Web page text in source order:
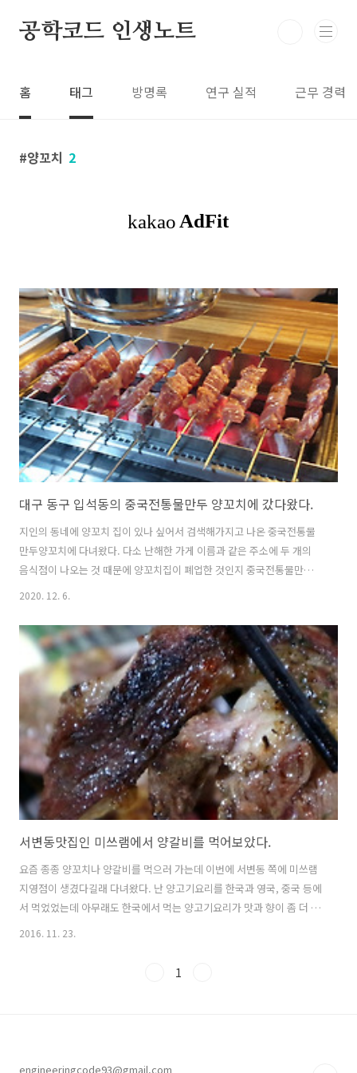
공학코드 인생노트
홈 태그 방명록 연구 실적 근무 경력
양꼬치 2
대구 동구 입석동의 중국전통물만두 양꼬치에 갔다왔다.
지인의 동네에 양꼬치 집이 있나 싶어서 검색해가지고 나온 중국전통물
만두양꼬치에 다녀왔다. 다소 난해한 가게 이름과 같은 주소에 두 개의
음식점이 나오는 것 때문에 양꼬치집이 폐업한 것인지 중국전통물만두
가 폐업한 것 인지를 고민하다가 그냥 가보았다. 실제로 가보니 그냥 두
이름을 만들어도 검색하기 좋고 찾기 좋았을텐데 그저 어렵다. 그래도 음
식은 맛있겠지 하면서 들어갔다. 우리는 양꼬치에 마라소힘줄을 주문했
었다. 겁주(100ml)를 주문했는데 나온 것을 보니 고려촌주의 컵술이었
다. 이 술은 3,000원에 100ml이고 38도 짜리였는데 원산지는 중국이었
으며 유리잔으로 나왔었다. 먹어보니 기름진 음식인 양꼬치랑 꽤나 잘 어
울리는 맛이었..
2020. 12. 6.
서변동맛집인 미쓰램에서 양갈비를 먹어보았다.
요즘 종종 양꼬치나 양갈비를 먹으러 가는데 이번에 서변동 쪽에 미쓰램
지영점이 생겼다길래 다녀왔다. 난 양고기요리를 한국과 영국, 중국 등에
서 먹었었는데 아무래도 한국에서 먹는 양고기요리가 맛과 향이 좀 더 깔
끔한 것이 마음에 든다. 중국인들이 만드는 양고기의 경우 양고기 그 특
더 내 입에 맞는 것 같다. 서변동으로 향하는 길은 거리는 좀 됬지만 역시
2016. 11. 23.
1
engineeringcode93@gmail.com